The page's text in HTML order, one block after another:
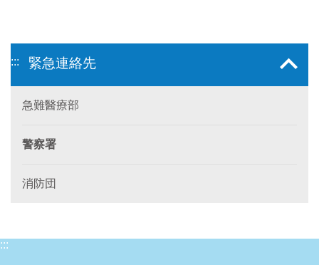
::: 緊急連絡先
急難醫療部
警察署
消防団
:::